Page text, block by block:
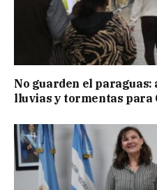
No guarden el
lluvias y tormentas para